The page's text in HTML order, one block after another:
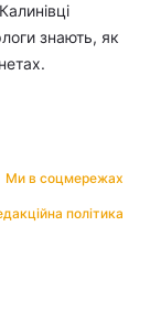
знають, як
Ми в соцмережах
політика